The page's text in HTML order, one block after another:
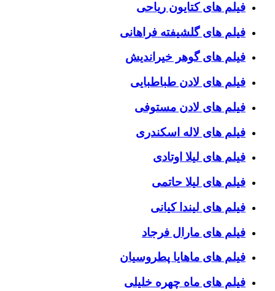
فیلم های کتایون ریاحی
فیلم های گلشیفته فراهانی
فیلم های گوهر خیراندیش
فیلم های لادن طباطبایی
فیلم های لادن مستوفی
فیلم های لاله اسکندری
فیلم های لیلا اوتادی
فیلم های لیلا حاتمی
فیلم های لیندا کیانی
فیلم های مارال فرجاد
فیلم های ماهایا پطروسیان
فیلم های ماه چهره خلیلی